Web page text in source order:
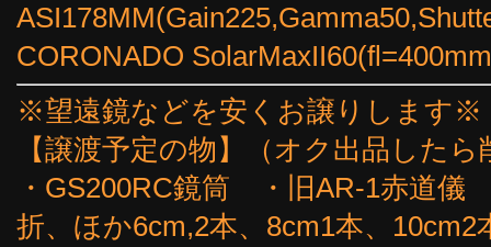
CORONADO
※望遠鏡などを安くお譲りします※
【譲渡予定の物】（オク出品した
・GS200RC鏡筒 ・旧AR-1赤道
折、ほか6cm,2本、8cm1本、10cm2